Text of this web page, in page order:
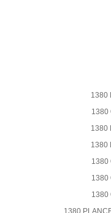
1380
1380
1380
1380
1380
1380
1380
1380